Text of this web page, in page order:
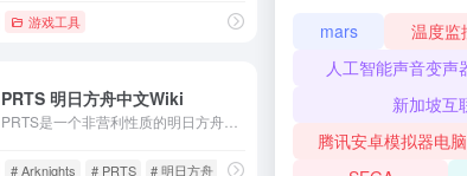
游戏工具
PRTS 明日方舟中文Wiki
PRTS是一个非营利性质的明日方舟资料Wiki网站，玩家共同构筑的明日方舟中文Wiki
# Arknights # PRTS # 明日方舟
mars 温度监
人工智能声音变声
新加坡互
腾讯安卓模拟器电